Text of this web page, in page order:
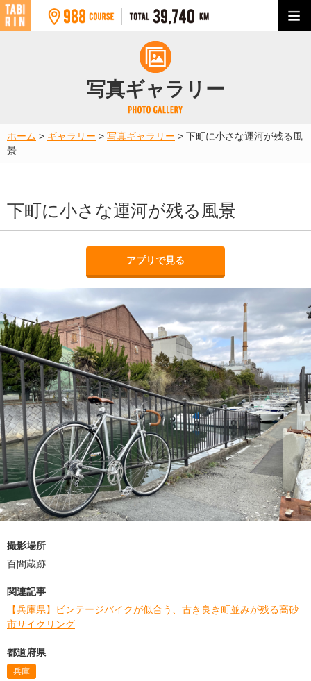
写真ギャラリー
ホーム > ギャラリー > 写真ギャラリー > 下町に小さな運河が残る風
景
下町に小さな運河が残る風景
アプリで見る
撮影場所
百間蔵跡
関連記事
【兵庫県】ビンテージバイクが似合う、古き良き町並みが残る高砂
市サイクリング
都道府県
兵庫